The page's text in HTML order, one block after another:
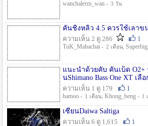
wanchalerm_wan - 3 วัน
คันชิงหลิว 4.5 ควรใช้เลาข
ความเห็น 2 ดู 286
1
TuK_Mahachai - 2 เดือน,
แนะนำด้วยคับ คันเบ็ด O2+
นShimano Bass One XT เลือ
ความเห็น 1 ดู 179
1
bamoo - 1 เดือน, Khong_beng - 1
เซียนDaiwa Saltiga
ความเห็น 6 ดู 1,615
1